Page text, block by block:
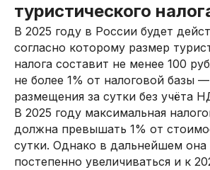
туристического
В 2025 году в России будет
согласно которому размер
налога составит не менее 100
не более 1% от налоговой базы
размещения за сутки без учёта
В 2025 году максимальная
должна превышать 1% от
сутки. Однако в дальнейшем она
постепенно увеличиваться и к